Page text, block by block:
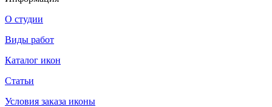
О студии
Виды работ
Каталог икон
Статьи
Условия заказа иконы